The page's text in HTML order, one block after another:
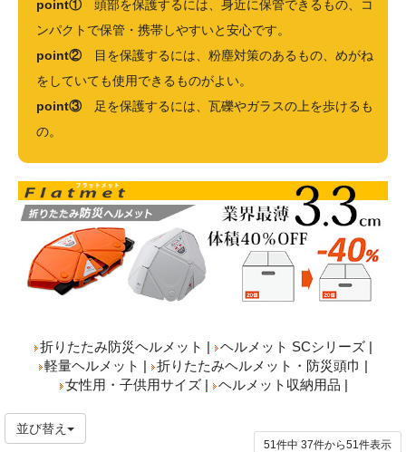
point①頭部を保護するには、身近に保管できるもの、コ
ンパクトで保管・携帯しやすいと安心です。
point②目を保護するには、粉塵対策のあるもの、めがね
をしていても使用できるものがよい。
point③足を保護するには、瓦礫やガラスの上を歩けるも
の。
折りたたみ防災ヘルメット | ヘルメット SCシリーズ |
軽量ヘルメット | 折りたたみヘルメット・防災頭巾 |
女性用・子供用サイズ| ヘルメット収納用品 |
並び替え
51件中 37件から51件表示